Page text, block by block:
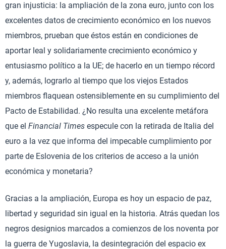
gran injusticia: la ampliación de la zona euro, junto con los
excelentes datos de crecimiento económico en los nuevos
miembros, prueban que éstos están en condiciones de
aportar leal y solidariamente crecimiento económico y
entusiasmo político a la UE; de hacerlo en un tiempo récord
y, además, lograrlo al tiempo que los viejos Estados
miembros flaquean ostensiblemente en su cumplimiento del
Pacto de Estabilidad. ¿No resulta una excelente metáfora
que el Financial Times especule con la retirada de Italia del
euro a la vez que informa del impecable cumplimiento por
parte de Eslovenia de los criterios de acceso a la unión
económica y monetaria?
Gracias a la ampliación, Europa es hoy un espacio de paz,
libertad y seguridad sin igual en la historia. Atrás quedan los
negros designios marcados a comienzos de los noventa por
la guerra de Yugoslavia, la desintegración del espacio ex